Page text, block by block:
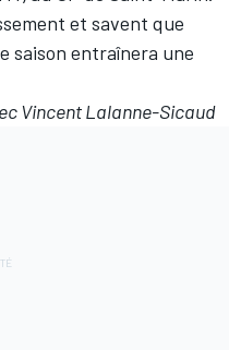
et savent que
saison entraînera une
Vincent Lalanne-Sicaud